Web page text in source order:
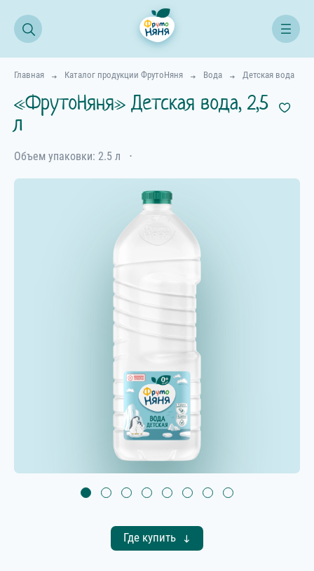
Главная Каталог продукции ФрутоНяня Вода Детская вода
«ФрутоНяня» Детская вода, 2,5
л
Объем упаковки: 2.5 л ⋅
Где купить